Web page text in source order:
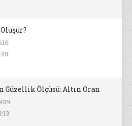
Güzellik Ölçüsü: Altın Oran